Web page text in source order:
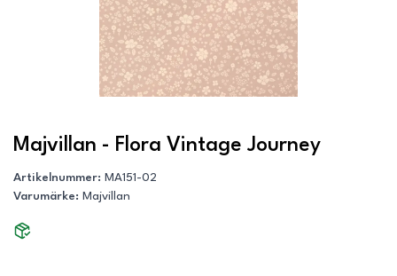
Majvillan - Flora Vintage Journey
Artikelnummer: MA151-02
Varumärke: Majvillan